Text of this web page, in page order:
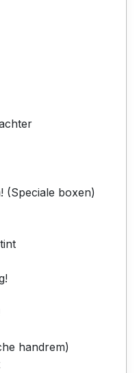
(Speciale boxen)
handrem)